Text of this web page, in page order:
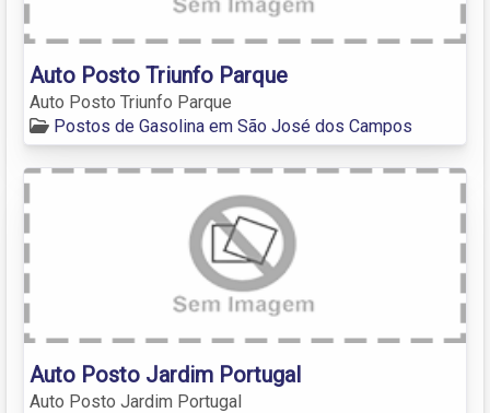
Auto Posto Triunfo Parque
Auto Posto Triunfo Parque
Postos de Gasolina em São José dos Campos
Auto Posto Jardim Portugal
Auto Posto Jardim Portugal